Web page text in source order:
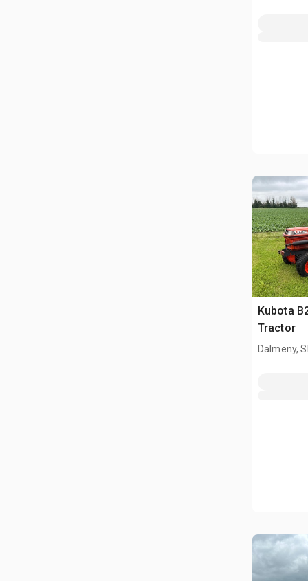
Kubota
Tractor
Dalmeny,